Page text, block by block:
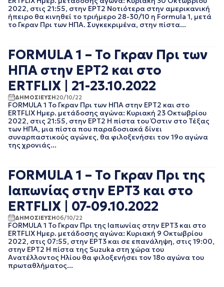
EΡΤNEWS
ΓΕΝΙΚΗ
ΓΡΑΦΕΙΟ ΤΥΠΟΥ
ΤΑΙΝΙΕΣ
ΠΟΛΙΤΙΣΜΟΣ
ΡΑΔΙΟΦΩΝΟ
ΤΗΛΕΟΡΑΣΗ
ΜΑΙΟΣ 2025
ΑΠΡΙΛΙΟΣ 2025
ΜΑΡΤΙΟΣ 2025
ΟΚΤΩΒΡΙΟΣ 2024
ΣΕΠΤΕΜΒΡΙΟΣ 2024
ΑΥΓΟΥΣΤΟΣ 2024
ΙΟΥΛΙΟΣ 2024
ΙΟΥΝΙΟΣ 2024
ΜΑΙΟΣ 2024
ΜΑΡΤΙΟΣ 2024
ΦΕΒΡΟΥΑΡΙΟΣ 2024
ΝΟΕΜΒΡΙΟΣ 2023
ΙΟΥΝΙΟΣ 2023
ΑΠΡΙΛΙΟΣ 2023
ΜΑΡΤΙΟΣ 2023
ΦΕΒΡΟΥΑΡΙΟΣ 2023
ΙΑΝΟΥΑΡΙΟΣ 2023
ΝΟΕΜΒΡΙΟΣ 2022
ΟΚΤΩΒΡΙΟΣ 2022
ΣΕΠΤΕΜΒΡΙΟΣ 2022
ΑΥΓΟΥΣΤΟΣ 2022
2022, στις 21:55, στην ΕΡΤ2 Νοτιότερα στην αμερικανική
ήπειρο θα κινηθεί το τριήμερο 28-30/10 η Formula 1, μετά
το Γκραν Πρι των ΗΠΑ. Συγκεκριμένα, στην πίστα...
FORMULA 1 – Το Γκραν Πρι των
ΗΠΑ στην ΕΡΤ2 και στο
ERTFLIX | 21-23.10.2022
ΔΗΜΟΣΙΕΥΣΗ20/10/22
FORMULA 1 Το Γκραν Πρι των ΗΠΑ στην ΕΡΤ2 και στο
ERTFLIX Ημερ. μετάδοσης αγώνα: Κυριακή 23 Οκτωβρίου
2022, στις 21:55, στην ΕΡΤ2 Η πίστα του Όστιν στο Τέξας
των ΗΠΑ, μια πίστα που παραδοσιακά δίνει
συναρπαστικούς αγώνες, θα φιλοξενήσει τον 19ο αγώνα
της χρονιάς...
FORMULA 1 – Το Γκραν Πρι της
Ιαπωνίας στην ΕΡΤ3 και στο
ERTFLIX | 07-09.10.2022
ΔΗΜΟΣΙΕΥΣΗ06/10/22
FORMULA 1 Το Γκραν Πρι της Ιαπωνίας στην ΕΡΤ3 και στο
ERTFLIX Ημερ. μετάδοσης αγώνα: Κυριακή 9 Οκτωβρίου
2022, στις 07:55, στην ΕΡΤ3 και σε επανάληψη, στις 19:00,
στην ΕΡΤ2 Η πίστα της Suzuka στη χώρα του
Ανατέλλοντος Ηλίου θα φιλοξενήσει τον 18ο αγώνα του
πρωταθλήματος...